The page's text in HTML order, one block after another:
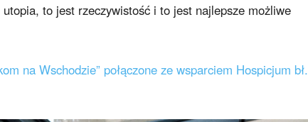
to jest rzeczywistość i to jest najlepsze możliwe
na Wschodzie” połączone ze wsparciem Hospicjum bł.